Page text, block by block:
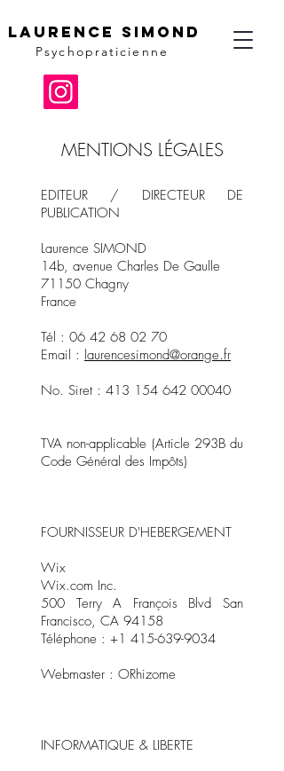
Laurence Simond
Psychopraticienne
MENTIONS LÉGALES
EDITEUR / DIRECTEUR DE
PUBLICATION
Laurence SIMOND
14b, avenue Charles De Gaulle
71150 Chagny
France
Tél : 06 42 68 02 70
Email : laurencesimond@orange.fr
No. Siret : 413 154 642 00040
TVA non-applicable (Article 293B du
Code Général des Impôts)
FOURNISSEUR D'HEBERGEMENT
Wix
Wix.com Inc.
500 Terry A François Blvd San
Francisco, CA 94158
Téléphone : +1 415-639-9034
Webmaster : ORhizome
INFORMATIQUE & LIBERTE